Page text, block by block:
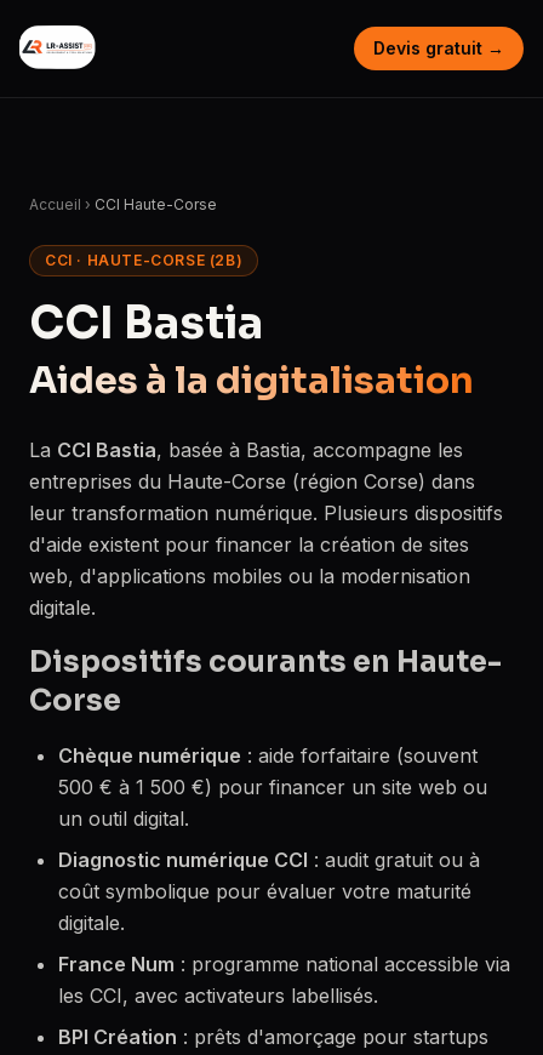
Devis gratuit →
Accueil › CCI Haute-Corse
CCI · HAUTE-CORSE (2B)
CCI Bastia
Aides à la digitalisation
La CCI Bastia, basée à Bastia, accompagne les
entreprises du Haute-Corse (région Corse) dans
leur transformation numérique. Plusieurs dispositifs
d'aide existent pour financer la création de sites
web, d'applications mobiles ou la modernisation
digitale.
Dispositifs courants en Haute-
Corse
Chèque numérique : aide forfaitaire (souvent
500 € à 1 500 €) pour financer un site web ou
un outil digital.
Diagnostic numérique CCI : audit gratuit ou à
coût symbolique pour évaluer votre maturité
digitale.
France Num : programme national accessible via
les CCI, avec activateurs labellisés.
BPI Création : prêts d'amorçage pour startups